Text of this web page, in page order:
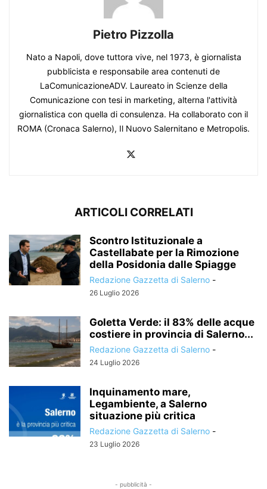
Pietro Pizzolla
Nato a Napoli, dove tuttora vive, nel 1973, è giornalista
pubblicista e responsabile area contenuti de
LaComunicazioneADV. Laureato in Scienze della
Comunicazione con tesi in marketing, alterna l'attività
giornalistica con quella di consulenza. Ha collaborato con il
ROMA (Cronaca Salerno), Il Nuovo Salernitano e Metropolis.
ARTICOLI CORRELATI
Scontro Istituzionale a
Castellabate per la Rimozione
della Posidonia dalle Spiagge
Redazione Gazzetta di Salerno -
26 Luglio 2026
Goletta Verde: il 83% delle acque
costiere in provincia di Salerno...
Redazione Gazzetta di Salerno -
24 Luglio 2026
Inquinamento mare,
Legambiente, a Salerno
situazione più critica
Redazione Gazzetta di Salerno -
23 Luglio 2026
- pubblicità -